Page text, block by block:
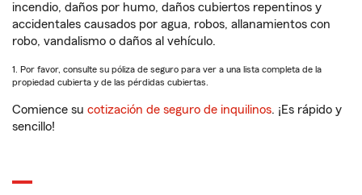
incendio, daños por humo, daños cubiertos repentinos y
accidentales causados por agua, robos, allanamientos con
robo, vandalismo o daños al vehículo.
1. Por favor, consulte su póliza de seguro para ver a una lista completa de la
propiedad cubierta y de las pérdidas cubiertas.
Comience su cotización de seguro de inquilinos. ¡Es rápido y
sencillo!